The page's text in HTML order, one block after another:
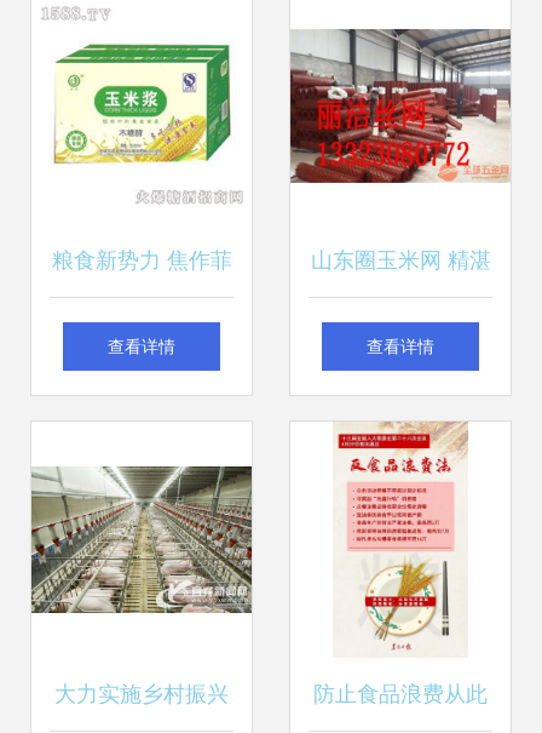
粮食新势力 焦作菲
绿饮品玉米浆与木
查看详情
山东圈玉米网 精湛
焊接工艺与产品核
查看详情
大力实施乡村振兴 防止食品浪费从此